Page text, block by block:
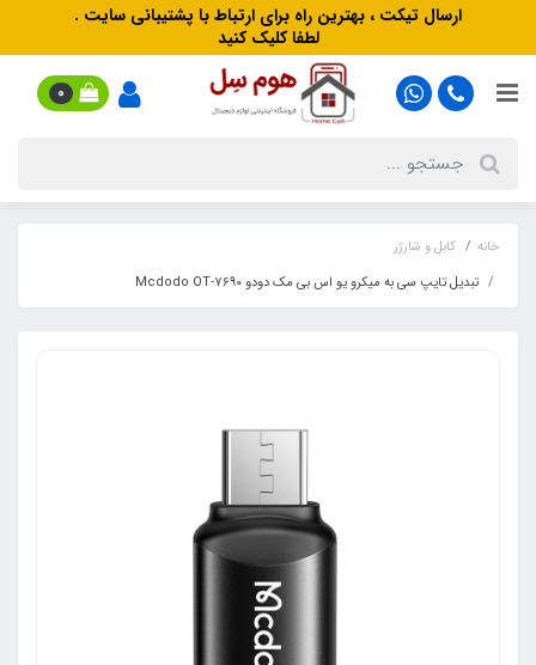
ارسال تیکت ، بهترین راه برای ارتباط با پشتیبانی سایت .
لطفا کلیک کنید
0
خانه
کابل و شارژر
تبدیل تایپ سی به میکرو یو اس بی مک دودو Mcdodo OT-7690